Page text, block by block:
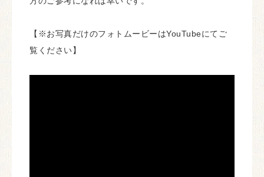
【※お写真だけのフォトムービーはYouTubeにてご
覧ください】